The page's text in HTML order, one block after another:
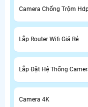
Camera Chống Trộm
Lắp Router Wifi Giá Rẻ
Lắp Đặt Hệ Thống
Camera 4K